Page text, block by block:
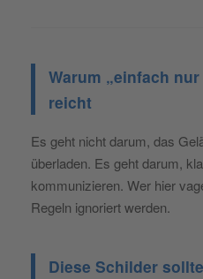
Warum „einfach
reicht
Es geht nicht darum, das
überladen. Es geht darum,
kommunizieren. Wer hier
Regeln ignoriert werden.
Diese Schilder